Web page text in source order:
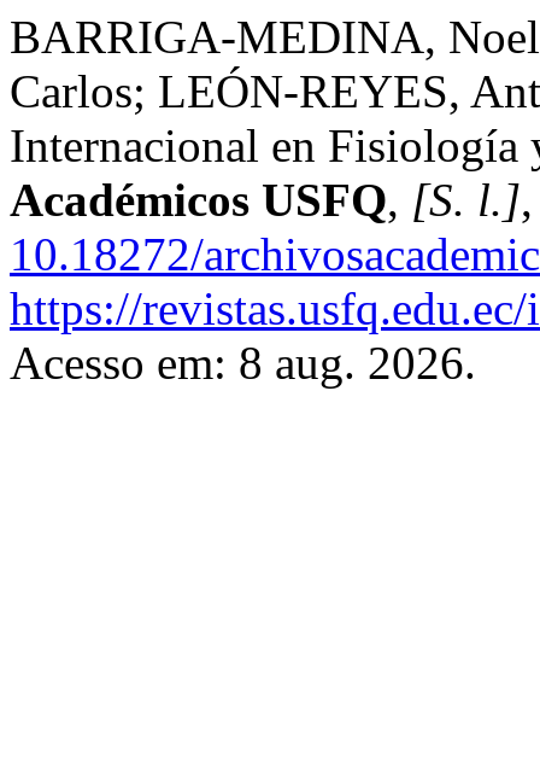
BARRIGA-MEDINA,
Carlos; LEÓN-REYES,
Internacional en
Académicos USFQ, [S. l.]
10.18272/
https://
Acesso em: 8 aug. 2026.